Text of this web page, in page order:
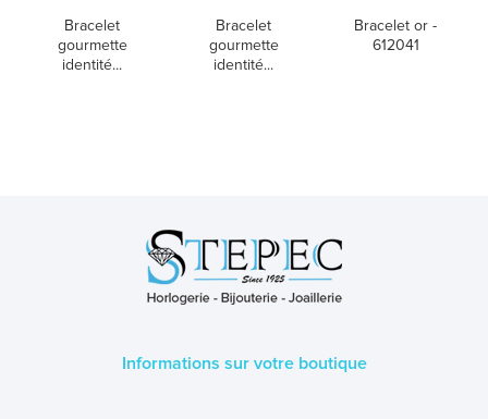
Bracelet
gourmette
identité...
Bracelet
gourmette
identité...
Bracelet or -
612041
Informations sur votre boutique